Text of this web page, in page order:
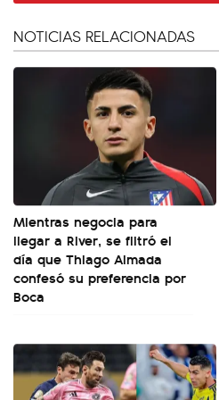
NOTICIAS RELACIONADAS
Mientras negocia para
llegar a River, se filtró el
día que Thiago Almada
confesó su preferencia por
Boca